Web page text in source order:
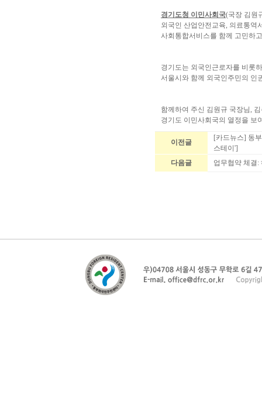
경기도청 이민사회국(국장 김원
외국인 산업안전교육, 의료통역
사회통합서비스를 함께 고민하
경기도는 외국인근로자를 비롯
서울시와 함께 외국인주민의 인
함께하여 주신 김원규 국장님,
경기도 이민사회국의 열정을
이전글
[카드뉴스] 동
스테이']
다음글
업무협약 체결: